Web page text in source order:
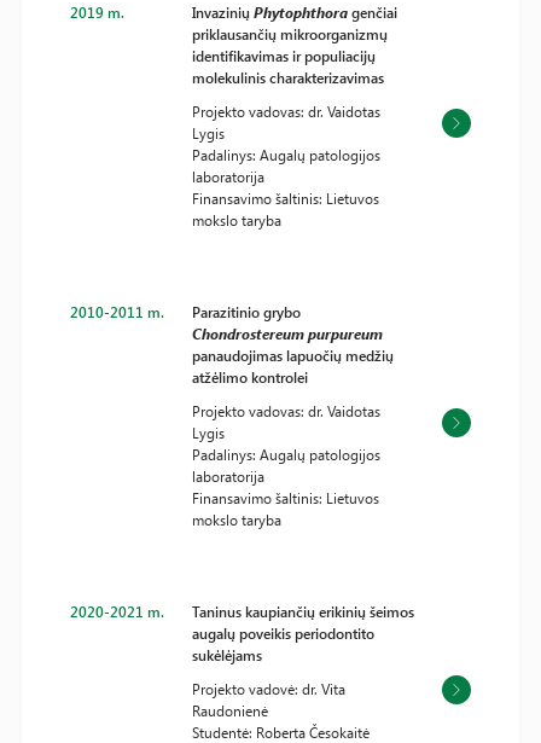
2019 m. InvaziniųPhytophthoragenčiai
priklausančių mikroorganizmų
identifikavimas ir populiacijų
molekulinis charakterizavimas
Projekto vadovas: dr. Vaidotas
Lygis
Padalinys: Augalų patologijos
laboratorija
Finansavimo šaltinis: Lietuvos
mokslo taryba
2010-2011 m.
Parazitinio grybo
Chondrostereum purpureum
panaudojimas lapuočių medžių
atžėlimo kontrolei
Projekto vadovas: dr. Vaidotas
Lygis
Padalinys: Augalų patologijos
laboratorija
Finansavimo šaltinis: Lietuvos
mokslo taryba
2020-2021 m.
Taninus kaupiančių erikinių šeimos
augalų poveikis periodontito
sukėlėjams
Projekto vadovė: dr. Vita
Raudonienė
Studentė: Roberta Česokaitė